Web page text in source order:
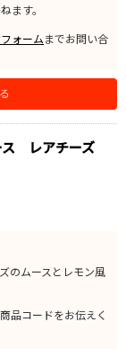
ます。
ォームまでお問い合
ス レアチーズ
のムースとレモン風
品コードをお伝えく